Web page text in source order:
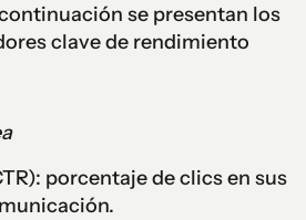
se presentan los
clave de rendimiento
porcentaje de clics en sus